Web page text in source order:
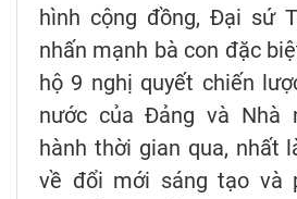
hình cộng đồng, Đại sứ
nhấn mạnh bà con đặc
hộ 9 nghị quyết chiến
nước của Đảng và Nhà
hành thời gian qua, nhất
về đổi mới sáng tạo và